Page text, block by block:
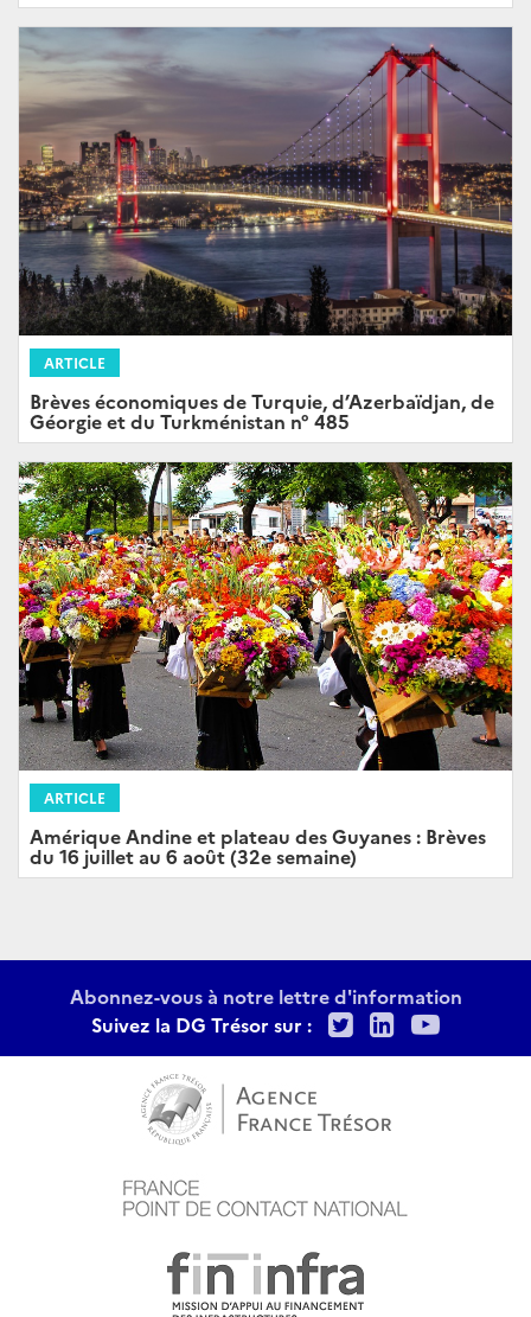
ARTICLE
Brèves économiques de Turquie, d’Azerbaïdjan, de
Géorgie et du Turkménistan n° 485
ARTICLE
Amérique Andine et plateau des Guyanes : Brèves
du 16 juillet au 6 août (32e semaine)
Abonnez-vous à notre lettre d'information
Suivez la DG Trésor sur :
TwitterLinkedIn